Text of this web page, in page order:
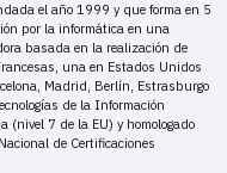
el año 1999 y que forma en 5
por la informática en una
basada en la realización de
una en Estados Unidos
Madrid, Berlín, Estrasburgo
de la Información
(nivel 7 de la EU) y homologado
de Certificaciones